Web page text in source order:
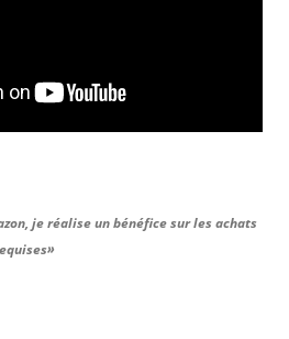
je réalise un bénéfice sur les achats